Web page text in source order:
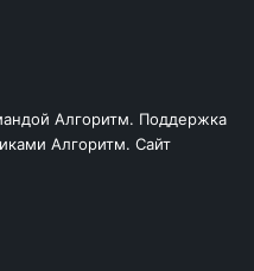
Алгоритм. Поддержка
Алгоритм. Сайт